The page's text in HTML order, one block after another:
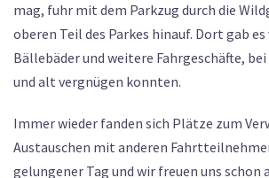
mag, fuhr mit dem Parkzug durch die
oberen Teil des Parkes hinauf. Dort gab
Bällebäder und weitere Fahrgeschäfte,
und alt vergnügen konnten.
Immer wieder fanden sich Plätze zum
Austauschen mit anderen
gelungener Tag und wir freuen uns schon